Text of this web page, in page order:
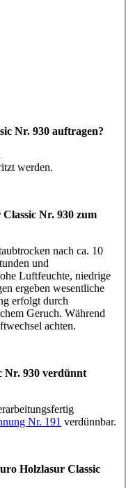
Nr. 930 auftragen?
werden.
Nr. 930 zum
nach ca. 10
und
Luftfeuchte, niedrige
ergeben wesentliche
erfolgt durch
Geruch. Während
achten.
Nr. 930 verdünnt
Nr. 191 verdünnbar.
Holzlasur Classic